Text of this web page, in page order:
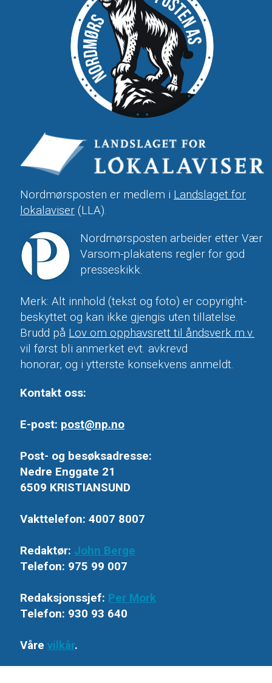
Nordmørsposten er medlem i Landslaget for
lokalaviser (LLA).
Nordmørsposten arbeider etter Vær
Varsom-plakatens regler for god
presseskikk.
Merk: Alt innhold (tekst og foto) er copyright-
beskyttet og kan ikke gjengis uten tillatelse.
Brudd på Lov om opphavsrett til åndsverk m.v.
vil først bli anmerket evt. avkrevd
honorar, og i ytterste konsekvens anmeldt.
Kontakt oss:
E-post: post@np.no
Post- og besøksadresse:
Nedre Enggate 21
6509 KRISTIANSUND
Vakttelefon: 4007 8007
Redaktør: John Berge
Telefon: 975 99 007
Redaksjonssjef: Per Mork
Telefon: 930 93 640
Vårevilkår.